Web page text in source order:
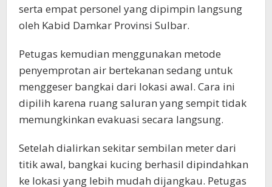
serta empat personel yang dipimpin langsung
oleh Kabid Damkar Provinsi Sulbar.
Petugas kemudian menggunakan metode
penyemprotan air bertekanan sedang untuk
menggeser bangkai dari lokasi awal. Cara ini
dipilih karena ruang saluran yang sempit tidak
memungkinkan evakuasi secara langsung.
Setelah dialirkan sekitar sembilan meter dari
titik awal, bangkai kucing berhasil dipindahkan
ke lokasi yang lebih mudah dijangkau. Petugas